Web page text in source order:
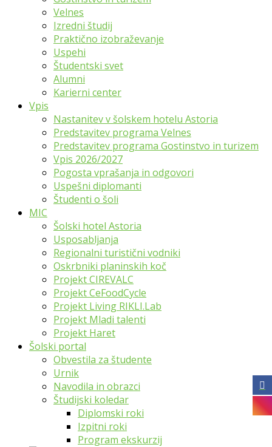
Velnes
Izredni študij
Praktično izobraževanje
Uspehi
Študentski svet
Alumni
Karierni center
Vpis
Nastanitev v šolskem hotelu Astoria
Predstavitev programa Velnes
Predstavitev programa Gostinstvo in turizem
Vpis 2026/2027
Pogosta vprašanja in odgovori
Uspešni diplomanti
Študenti o šoli
MIC
Šolski hotel Astoria
Usposabljanja
Regionalni turistični vodniki
Oskrbniki planinskih koč
Projekt CIREVALC
Projekt CeFoodCycle
Projekt Living RIKLI.Lab
Projekt Mladi talenti
Projekt Haret
Šolski portal
Obvestila za študente
Urnik
Navodila in obrazci
Študijski koledar
Diplomski roki
Izpitni roki
Program ekskurzij